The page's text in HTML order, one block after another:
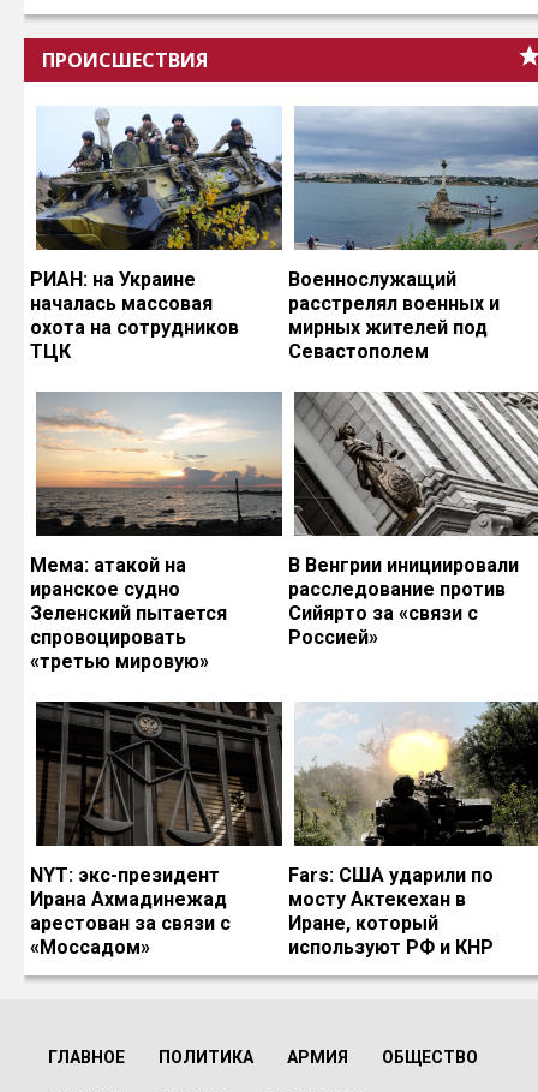
ПРОИСШЕСТВИЯ
РИАН: на Украине
началась массовая
охота на сотрудников
ТЦК
Военнослужащий
расстрелял военных и
мирных жителей под
Севастополем
Мема: атакой на
иранское судно
Зеленский пытается
спровоцировать
«третью мировую»
В Венгрии инициировали
расследование против
Сийярто за «связи с
Россией»
NYT: экс-президент
Ирана Ахмадинежад
арестован за связи с
«Моссадом»
Fars: США ударили по
мосту Актекехан в
Иране, который
используют РФ и КНР
ГЛАВНОЕ ПОЛИТИКА АРМИЯ ОБЩЕСТВО